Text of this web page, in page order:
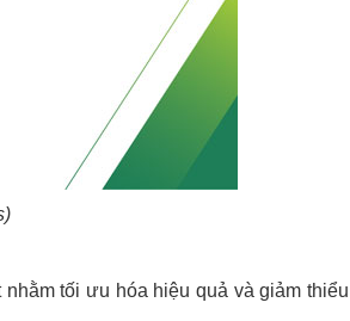
tối ưu hóa hiệu quả và giảm thiểu